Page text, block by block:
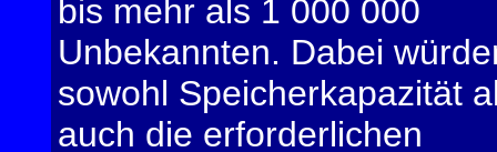
bis mehr als 1 000 000
Unbekannten. Dabei
sowohl Speicherkapazität
auch die erforderlichen